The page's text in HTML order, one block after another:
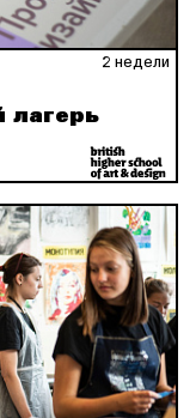
2 недели
лагерь